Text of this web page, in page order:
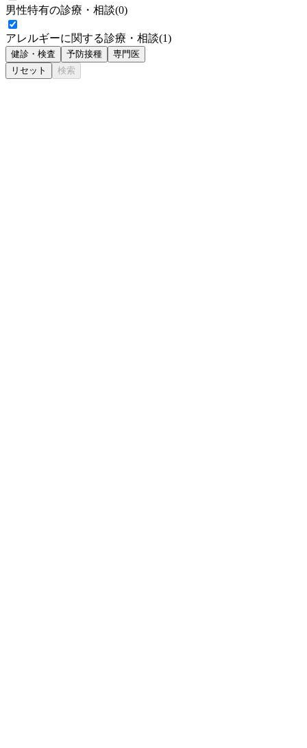
男性特有の診療・相談(0)
アレルギーに関する診療・相談(1)
健診・検査 予防接種
専門医
リセット
検索